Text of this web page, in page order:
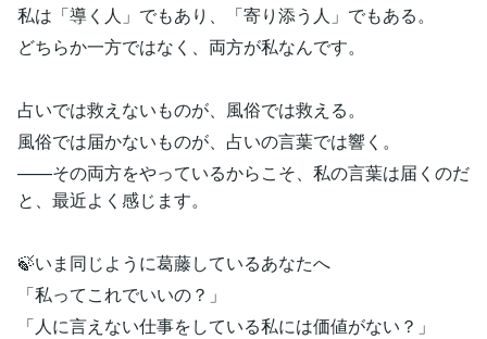
私は「導く人」でもあり、「寄り添う人」でもある。
どちらか一方ではなく、両方が私なんです。
占いでは救えないものが、風俗では救える。
風俗では届かないものが、占いの言葉では響く。
——その両方をやっているからこそ、私の言葉は届くのだ
と、最近よく感じます。
🍃いま同じように葛藤しているあなたへ
「私ってこれでいいの？」
「人に言えない仕事をしている私には価値がない？」